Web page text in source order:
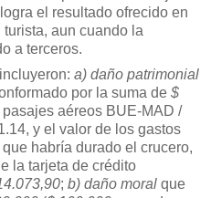
el resultado ofrecido en
aun cuando la
a terceros.
a) daño patrimonial
por la suma de $
aéreos BUE-MAD /
y el valor de los gastos
habría durado el crucero,
la tarjeta de crédito
; b) daño moral que